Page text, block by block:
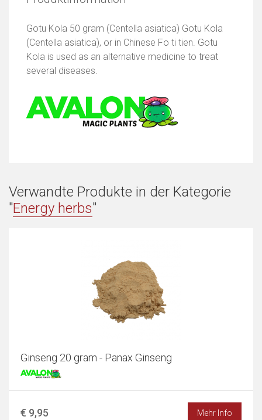
Gotu Kola 50 gram (Centella asiatica) Gotu Kola
(Centella asiatica), or in Chinese Fo ti tien. Gotu
Kola is used as an alternative medicine to treat
several diseases.
Verwandte Produkte in der Kategorie
"Energy herbs"
Ginseng 20 gram - Panax Ginseng
€ 9,95 Mehr Info